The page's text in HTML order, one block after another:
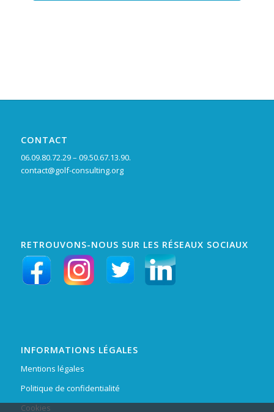
CONTACT
06.09.80.72.29 – 09.50.67.13.90.
contact@golf-consulting.org
RETROUVONS-NOUS SUR LES RÉSEAUX SOCIAUX
INFORMATIONS LÉGALES
Mentions légales
Politique de confidentialité
Cookies